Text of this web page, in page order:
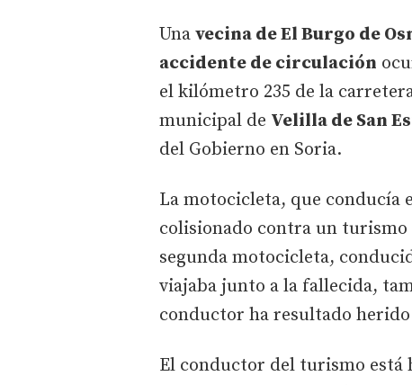
Una vecina de El Burgo de
accidente de circulación
el kilómetro 235 de la
municipal de Velilla de San
del Gobierno en Soria.
La motocicleta, que conducía
colisionado contra un
segunda motocicleta,
viajaba junto a la fallecida,
conductor ha resultado
El conductor del turismo está